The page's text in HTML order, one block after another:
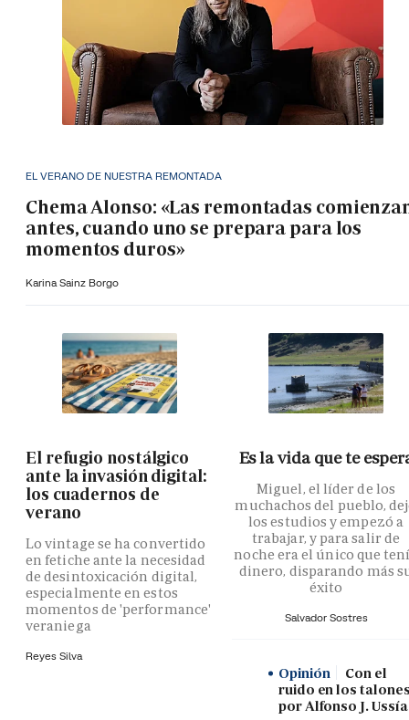
EL VERANO DE NUESTRA REMONTADA
Chema Alonso: «Las remontadas
antes, cuando uno se prepara para los
momentos duros»
Karina Sainz Borgo
El refugio nostálgico
ante la invasión digital:
los cuadernos de
verano
Lo vintage se ha convertido
en fetiche ante la necesidad
de desintoxicación digital,
especialmente en estos
momentos de 'performance'
veraniega
Reyes Silva
Es la vida que te
Miguel, el líder de los
muchachos del pueblo,
los estudios y empezó a
trabajar, y para salir de
noche era el único que
dinero, disparando más
éxito
Salvador Sostres
Opinión
Con el
ruido en los
por Alfonso J. Ussía